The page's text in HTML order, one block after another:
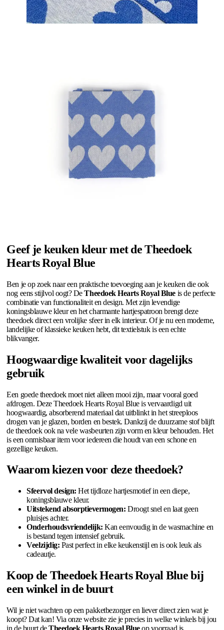
Geef je keuken kleur met de Theedoek
Hearts Royal Blue
Ben je op zoek naar een praktische toevoeging aan je keuken die ook
nog eens stijlvol oogt? DeTheedoek Hearts Royal Blue is de perfecte
combinatie van functionaliteit en design. Met zijn levendige
koningsblauwe kleur en het charmante hartjespatroon brengt deze
theedoek direct een vrolijke sfeer in elk interieur. Of je nu een moderne,
landelijke of klassieke keuken hebt, dit textielstuk is een echte
blikvanger.
Hoogwaardige kwaliteit voor dagelijks
gebruik
Een goede theedoek moet niet alleen mooi zijn, maar vooral goed
afdrogen. Deze Theedoek Hearts Royal Blue is vervaardigd uit
hoogwaardig, absorberend materiaal dat uitblinkt in het streeploos
drogen van je glazen, borden en bestek. Dankzij de duurzame stof blijft
de theedoek ook na vele wasbeurten zijn vorm en kleur behouden. Het
is een onmisbaar item voor iedereen die houdt van een schone en
gezellige keuken.
Waarom kiezen voor deze theedoek?
Sfeervol design: Het tijdloze hartjesmotief in een diepe,
koningsblauwe kleur.
Uitstekend absorptievermogen: Droogt snel en laat geen
pluisjes achter.
Onderhoudsvriendelijk: Kan eenvoudig in de wasmachine en
is bestand tegen intensief gebruik.
Veelzijdig: Past perfect in elke keukenstijl en is ook leuk als
cadeautje.
Koop de Theedoek Hearts Royal Blue bij
een winkel in de buurt
Wil je niet wachten op een pakketbezorger en liever direct zien wat je
koopt? Dat kan! Via onze website zie je precies in welke winkels bij jou